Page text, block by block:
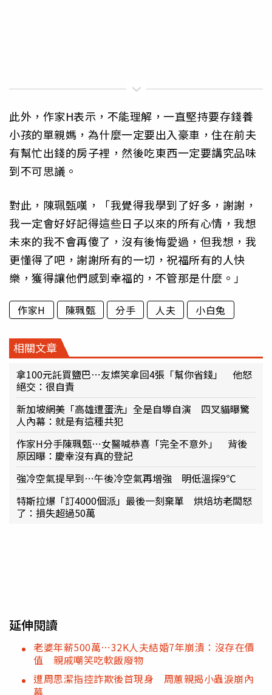
此外，作家H表示，不能理解，一直堅持要存錢養
小孩的單親媽，為什麼一定要出入豪車，住在前夫
有幫忙出錢的房子裡，然後吃東西一定要講究品味
到不可思議。
對此，陳珮甄嘆，「我覺得我學到了好多，謝謝，
我一定會好好記得這些日子以來的所有心情，我想
未來的我不會再傻了，沒有後悔愛過，但我想，我
更懂得了吧，謝謝所有的一切，祝福所有的人快
樂，獲得讓他們感到幸福的，不管那是什麼。」
作家H 陳珮甄 分手 人夫 小白兔
相關文章
拿100元託買鹽巴⋯友燦笑拿回4張「幫你省錢」 他怒
絕交：很自責
新加坡網美「高雄遭蛋洗」全是自導自演 四叉貓曝驚
人內幕：就是有這種共犯
作家H分手陳珮甄⋯女醫喊恭喜「完全不意外」 背後
原因曝：慶幸沒有真的登記
強冷空氣提早到⋯午後冷空氣再增強 明低溫探9℃
特斯拉爆「訂4000個派」最後一刻棄單 烘焙坊老闆怒
了：損失超過50萬
延伸閱讀
老婆年薪500萬⋯32K人夫結婚7年崩潰：沒存在價
值 親戚嘲笑吃軟飯廢物
遭周思潔指控詐欺後首現身 周蕙親揭小蟲淚崩內
幕